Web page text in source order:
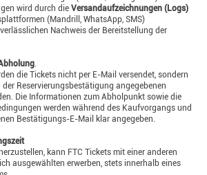
wird durch die Versandaufzeichnungen (Logs)
(Mandrill, WhatsApp, SMS)
Nachweis der Bereitstellung der
.
die Tickets nicht per E-Mail versendet, sondern
Reservierungsbestätigung angegebenen
Die Informationen zum Abholpunkt sowie die
werden während des Kaufvorgangs und
Bestätigungs-E-Mail klar angegeben.
kann FTC Tickets mit einer anderen
ausgewählten erwerben, stets innerhalb eines